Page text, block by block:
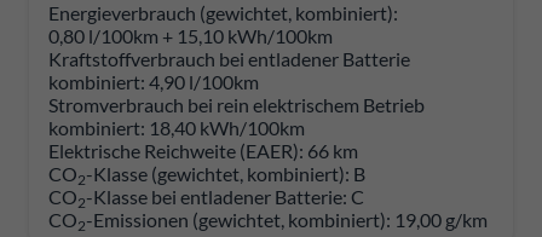
Energieverbrauch (gewichtet, kombiniert):
0,80 l/100km + 15,10 kWh/100km
Kraftstoffverbrauch bei entladener Batterie
kombiniert: 4,90 l/100km
Stromverbrauch bei rein elektrischem Betrieb
kombiniert: 18,40 kWh/100km
Elektrische Reichweite (EAER): 66 km
CO2-Klasse (gewichtet, kombiniert): B
CO2-Klasse bei entladener Batterie: C
CO2-Emissionen (gewichtet, kombiniert): 19,00 g/km